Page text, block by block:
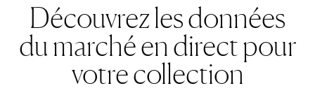
Découvrez les données
du marché en direct pour
votre collection